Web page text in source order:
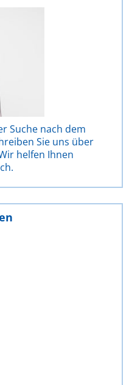
Suche nach dem
Sie uns über
helfen Ihnen